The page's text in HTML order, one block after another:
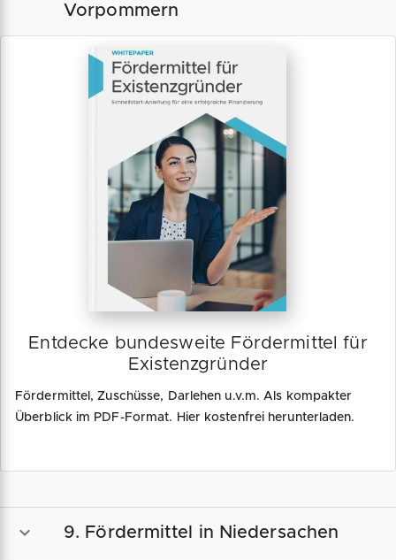
Vorpommern
Entdecke bundesweite Fördermittel für
Existenzgründer
Fördermittel, Zuschüsse, Darlehen u.v.m. Als kompakter
Überblick im PDF-Format. Hier kostenfrei herunterladen.
9. Fördermittel in Niedersachen